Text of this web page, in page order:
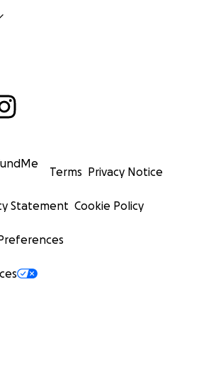
Terms Privacy Notice
Statement Cookie Policy